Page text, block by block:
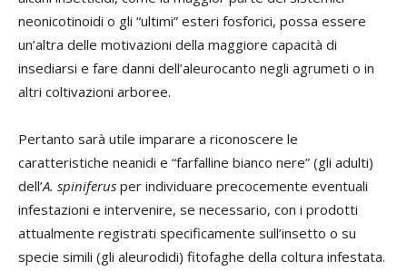
neonicotinoidi o gli “ultimi” esteri fosforici, possa essere
un’altra delle motivazioni della maggiore capacità di
insediarsi e fare danni dell’aleurocanto negli agrumeti o in
altri coltivazioni arboree.
Pertanto sarà utile imparare a riconoscere le
caratteristiche neanidi e “farfalline bianco nere” (gli adulti)
dell’A. spiniferus per individuare precocemente eventuali
infestazioni e intervenire, se necessario, con i prodotti
attualmente registrati specificamente sull’insetto o su
specie simili (gli aleurodidi) fitofaghe della coltura infestata.